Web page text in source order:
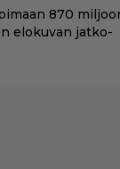
870
elokuvan jatko-